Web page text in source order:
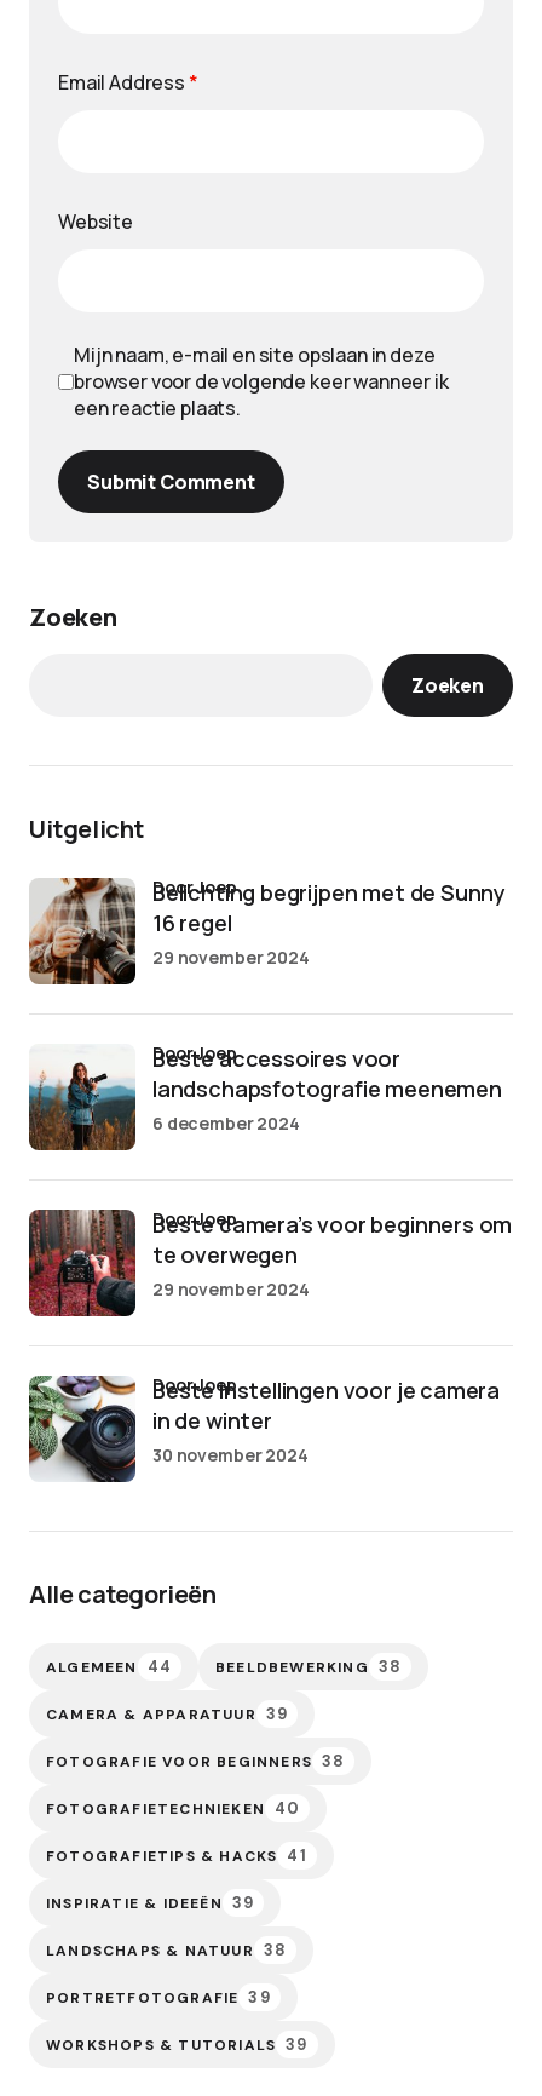
Email Address *
Website
Mijn naam, e-mail en site opslaan in deze
browser voor de volgende keer wanneer ik
een reactie plaats.
Submit Comment
Zoeken
Zoeken
Uitgelicht
Belichting begrijpen met de Sunny
16 regel
door Joep
29 november 2024
Beste accessoires voor
landschapsfotografie meenemen
door Joep
6 december 2024
Beste camera’s voor beginners om
te overwegen
door Joep
29 november 2024
Beste instellingen voor je camera
in de winter
door Joep
30 november 2024
Alle categorieën
ALGEMEEN 44 BEELDBEWERKING 38
CAMERA & APPARATUUR 39
FOTOGRAFIE VOOR BEGINNERS 38
FOTOGRAFIETECHNIEKEN 40
FOTOGRAFIETIPS & HACKS 41
INSPIRATIE & IDEEËN 39
LANDSCHAPS & NATUUR 38
PORTRETFOTOGRAFIE 39
WORKSHOPS & TUTORIALS 39